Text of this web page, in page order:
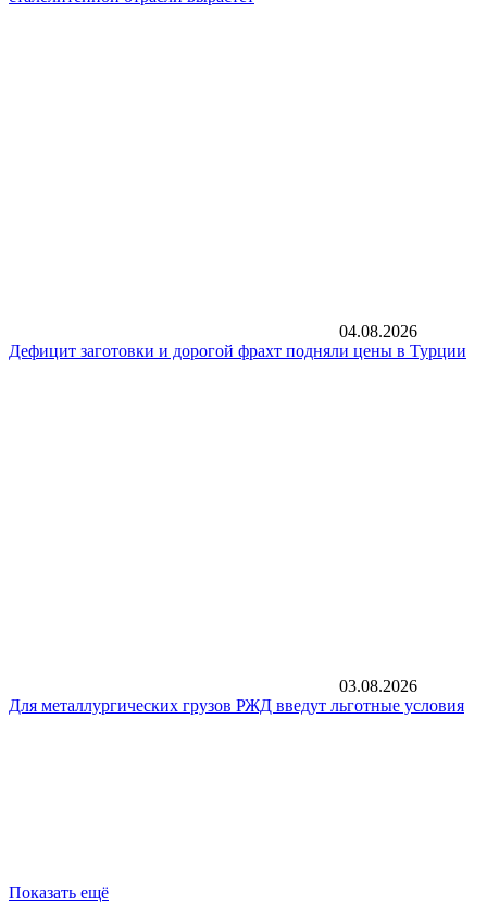
04.08.2026
Дефицит заготовки и дорогой фрахт подняли цены в Турции
03.08.2026
Для металлургических грузов РЖД введут льготные условия
Показать ещё